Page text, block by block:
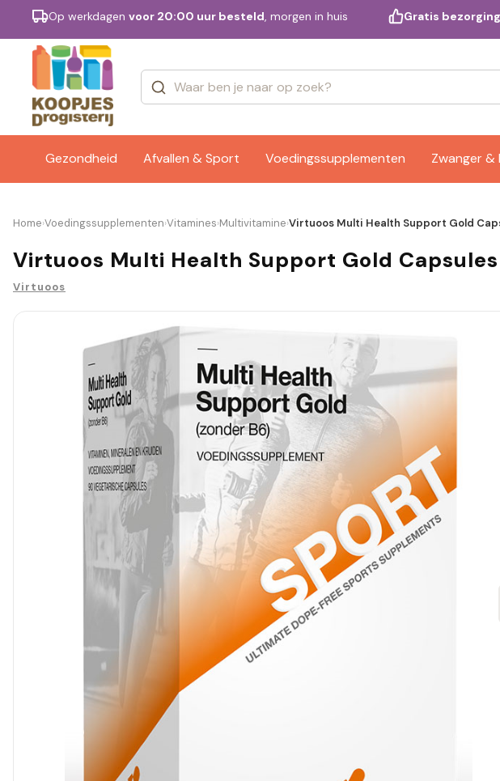
Op werkdagen voor 20:00 uur besteld, morgen in huis Gratis bezorging
Gezondheid Afvallen & Sport Voedingssupplementen Zwanger &
Merken
Home›Voedingssupplementen›Vitamines›Multivitamine›Virtuoos Multi Health Support Gold
Virtuoos Multi Health Support Gold
Virtuoos